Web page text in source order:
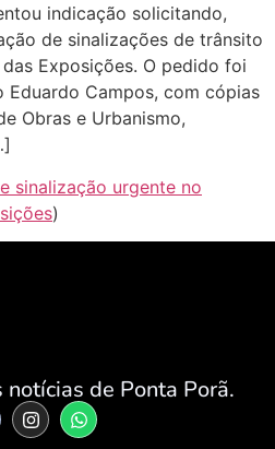
indicação solicitando,
de sinalizações de trânsito
Exposições. O pedido foi
Eduardo Campos, com cópias
Obras e Urbanismo,
sinalização urgente no
)
notícias de Ponta Porã.